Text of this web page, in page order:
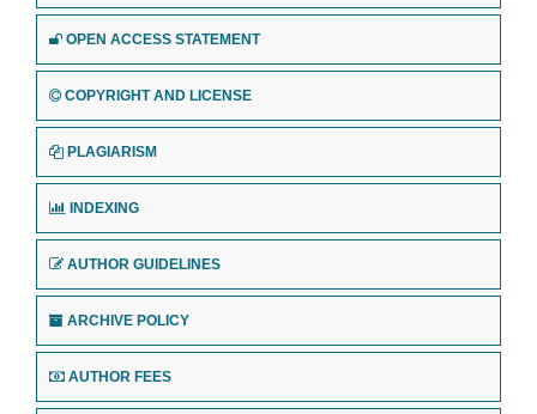
OPEN ACCESS STATEMENT
COPYRIGHT AND LICENSE
PLAGIARISM
INDEXING
AUTHOR GUIDELINES
ARCHIVE POLICY
AUTHOR FEES